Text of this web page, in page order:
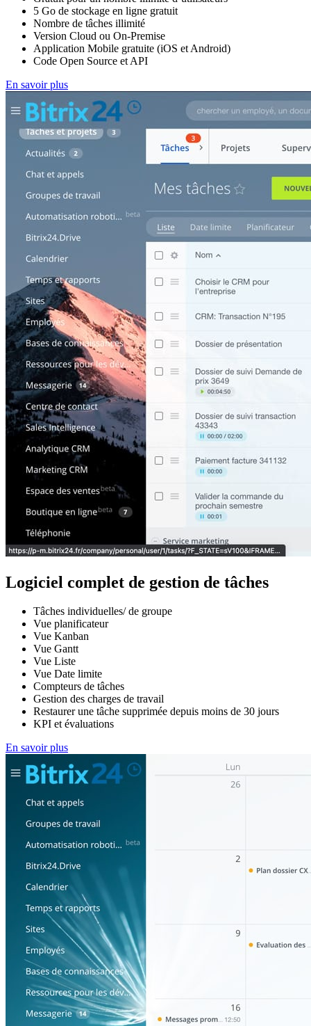
5 Go de stockage en ligne gratuit
Nombre de tâches illimité
Version Cloud ou On-Premise
Application Mobile gratuite (iOS et Android)
Code Open Source et API
En savoir plus
Logiciel complet de gestion de tâches
Tâches individuelles/ de groupe
Vue planificateur
Vue Kanban
Vue Gantt
Vue Liste
Vue Date limite
Compteurs de tâches
Gestion des charges de travail
Restaurer une tâche supprimée depuis moins de 30 jours
KPI et évaluations
En savoir plus